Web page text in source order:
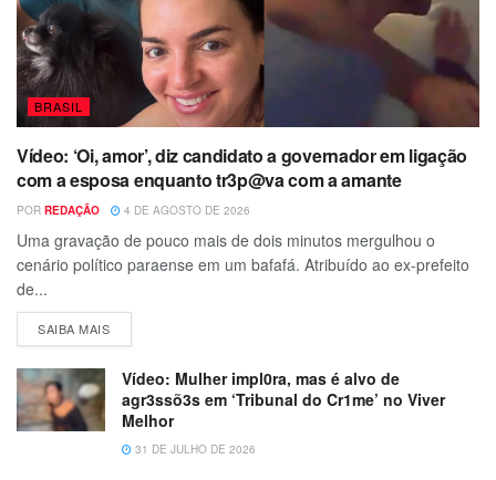
BRASIL
Vídeo: ‘Oi, amor’, diz candidato a governador em ligação
com a esposa enquanto tr3p@va com a amante
POR REDAÇÃO 4 DE AGOSTO DE 2026
Uma gravação de pouco mais de dois minutos mergulhou o
cenário político paraense em um bafafá. Atribuído ao ex-prefeito
de...
SAIBA MAIS
Vídeo: Mulher impl0ra, mas é alvo de
agr3ssõ3s em ‘Tribunal do Cr1me’ no Viver
Melhor
31 DE JULHO DE 2026